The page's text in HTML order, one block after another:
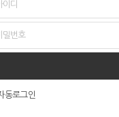
동로그인